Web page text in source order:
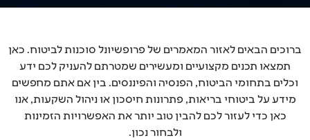
הבאים לאזור המאמרים של פרופשיונל סוכנות לביטוח. כאן
תמצאו תכנים מקצועיים ומעשירים שמטרתם להעניק לכם ידע
בתחומי הביטוח, הפנסיה והפיננסים. בין אם אתם מחפשים
על ביטוחי בריאות, פתרונות חיסכון או ניהול השקעות, אנו
כאן כדי לעזור לכם להבין טוב יותר את האפשרויות הזמינות
ולבחור נכון.